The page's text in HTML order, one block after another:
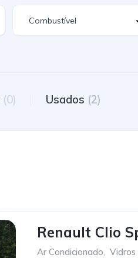
(0) Usados (2)
Renault Clio
Ar Condicionado, Vidros